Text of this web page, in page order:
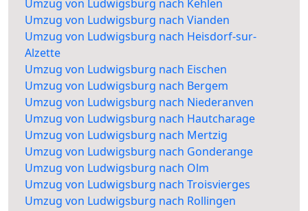
Umzug von Ludwigsburg nach Kehlen
Umzug von Ludwigsburg nach Vianden
Umzug von Ludwigsburg nach Heisdorf-sur-
Alzette
Umzug von Ludwigsburg nach Eischen
Umzug von Ludwigsburg nach Bergem
Umzug von Ludwigsburg nach Niederanven
Umzug von Ludwigsburg nach Hautcharage
Umzug von Ludwigsburg nach Mertzig
Umzug von Ludwigsburg nach Gonderange
Umzug von Ludwigsburg nach Olm
Umzug von Ludwigsburg nach Troisvierges
Umzug von Ludwigsburg nach Rollingen